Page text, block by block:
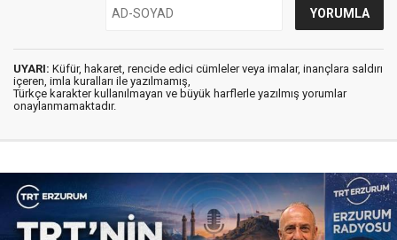
UYARI: Küfür, hakaret, rencide edici cümleler veya imalar, inançlara saldırı
içeren, imla kuralları ile yazılmamış,
Türkçe karakter kullanılmayan ve büyük harflerle yazılmış yorumlar
onaylanmamaktadır.